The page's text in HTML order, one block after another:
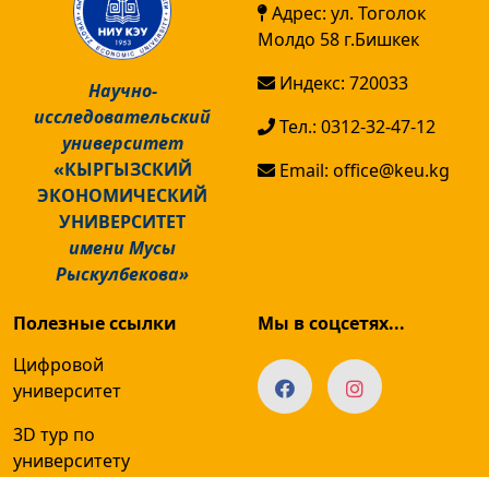
Научно-
исследовательский
университет
«КЫРГЫЗСКИЙ
ЭКОНОМИЧЕСКИЙ
УНИВЕРСИТЕТ
имени Мусы
Рыскулбекова»
Адрес: ул. Тоголок
Молдо 58 г.Бишкек
Индекс: 720033
Тел.: 0312-32-47-12
Email: office@keu.kg
Полезные ссылки
Цифровой
университет
3D тур по
университету
Мы в соцсетях...